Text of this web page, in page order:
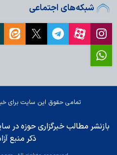
شبکه‌های اجتماعی
تمامی حقوق این سایت برای
بازنشر مطالب خبرگزاری حوزه در
ذکر منبع